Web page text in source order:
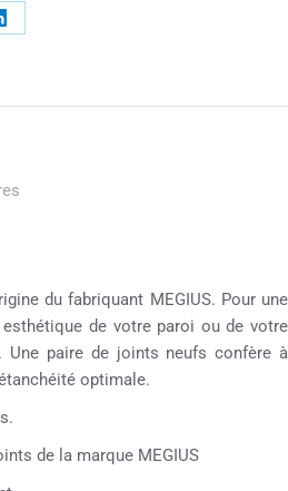
du fabriquant MEGIUS. Pour une
de votre paroi ou de votre
Une paire de joints neufs confère à
optimale.
de la marque MEGIUS